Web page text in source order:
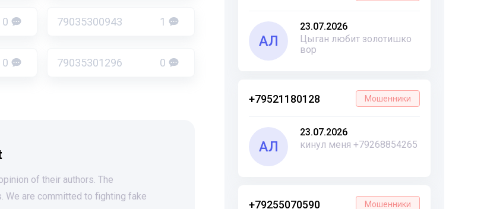
АЛ
23.07.2026
Цыган любит золотишко
вор
+79521180128 Мошенники
АЛ
23.07.2026
кинул меня +79268854265
+79255070590 Мошенники
0 79035300943 1
0 79035301296 0
of their authors. The
are committed to fighting fake